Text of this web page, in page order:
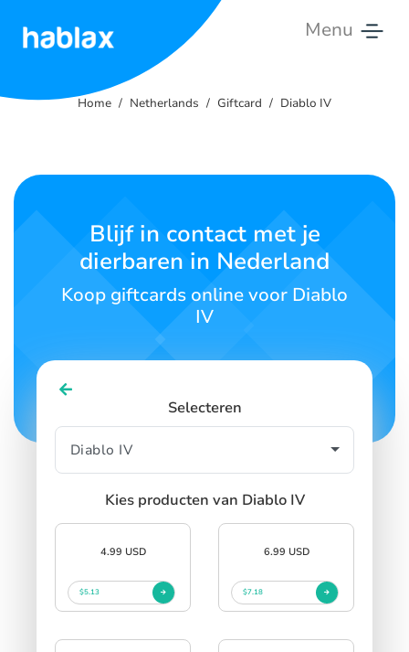
Menu
Tarieven
Neem
contact
Nederlands
SIGN INSIGN UP
Home Netherlands Giftcard Diablo IV
Blijf in contact met je
dierbaren in Nederland
Koop giftcards online voor Diablo
IV
Selecteren
Kies producten van Diablo IV
4.99 USD
$5.13
6.99 USD
$7.18